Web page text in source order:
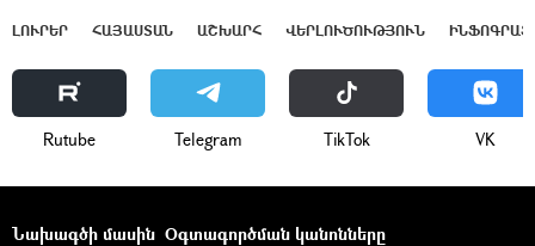
ԼՈՒՐԵՐ ՀԱՅԱՍՏԱՆ ԱՇԽԱՐՀ ՎԵՐԼՈՒԾՈՒԹՅՈՒՆ
Rutube Telegram ТikТоk VK
Նախագծի մասին Օգտագործման կանոնները